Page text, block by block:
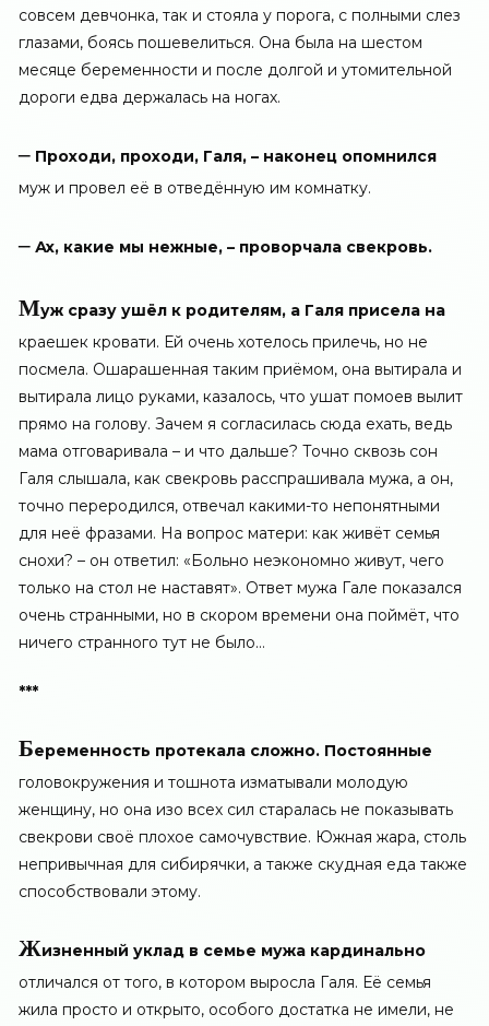
совсем девчонка, так и стояла у порога, с полными слез
глазами, боясь пошевелиться. Она была на шестом
месяце беременности и после долгой и утомительной
дороги едва держалась на ногах.
– Проходи, проходи, Галя, – наконец опомнился
муж и провел её в отведённую им комнатку.
– Ах, какие мы нежные, – проворчала свекровь.
Муж сразу ушёл к родителям, а Галя присела на
краешек кровати. Ей очень хотелось прилечь, но не
посмела. Ошарашенная таким приёмом, она вытирала и
вытирала лицо руками, казалось, что ушат помоев вылит
прямо на голову. Зачем я согласилась сюда ехать, ведь
мама отговаривала – и что дальше? Точно сквозь сон
Галя слышала, как свекровь расспрашивала мужа, а он,
точно переродился, отвечал какими-то непонятными
для неё фразами. На вопрос матери: как живёт семья
снохи? – он ответил: «Больно неэкономно живут, чего
только на стол не наставят». Ответ мужа Гале показался
очень странными, но в скором времени она поймёт, что
ничего странного тут не было…
***
Беременность протекала сложно. Постоянные
головокружения и тошнота изматывали молодую
женщину, но она изо всех сил старалась не показывать
свекрови своё плохое самочувствие. Южная жара, столь
непривычная для сибирячки, а также скудная еда также
способствовали этому.
Жизненный уклад в семье мужа кардинально
отличался от того, в котором выросла Галя. Её семья
жила просто и открыто, особого достатка не имели, не